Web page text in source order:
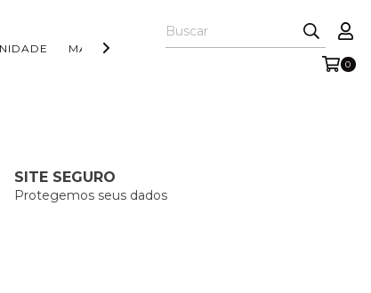
MAIS PRODUTOS
0
SITE SEGURO
Protegemos seus dados